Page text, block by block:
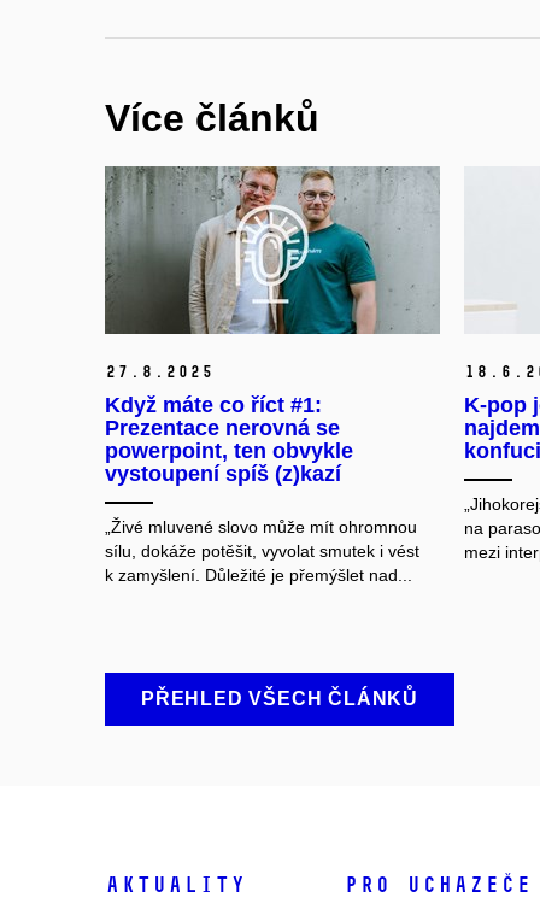
Více článků
27. 8. 2025
Když máte co říct #1:
Prezentace nerovná se
powerpoint, ten obvykle
vystoupení spíš (z)kazí
„Živé mluvené slovo může mít ohromnou
sílu, dokáže potěšit, vyvolat smutek i vést
k zamyšlení. Důležité je přemýšlet nad...
18. 6.
K-pop
na
mezi
PŘEHLED VŠECH ČLÁNKŮ
Aktuality Pro uchazeče